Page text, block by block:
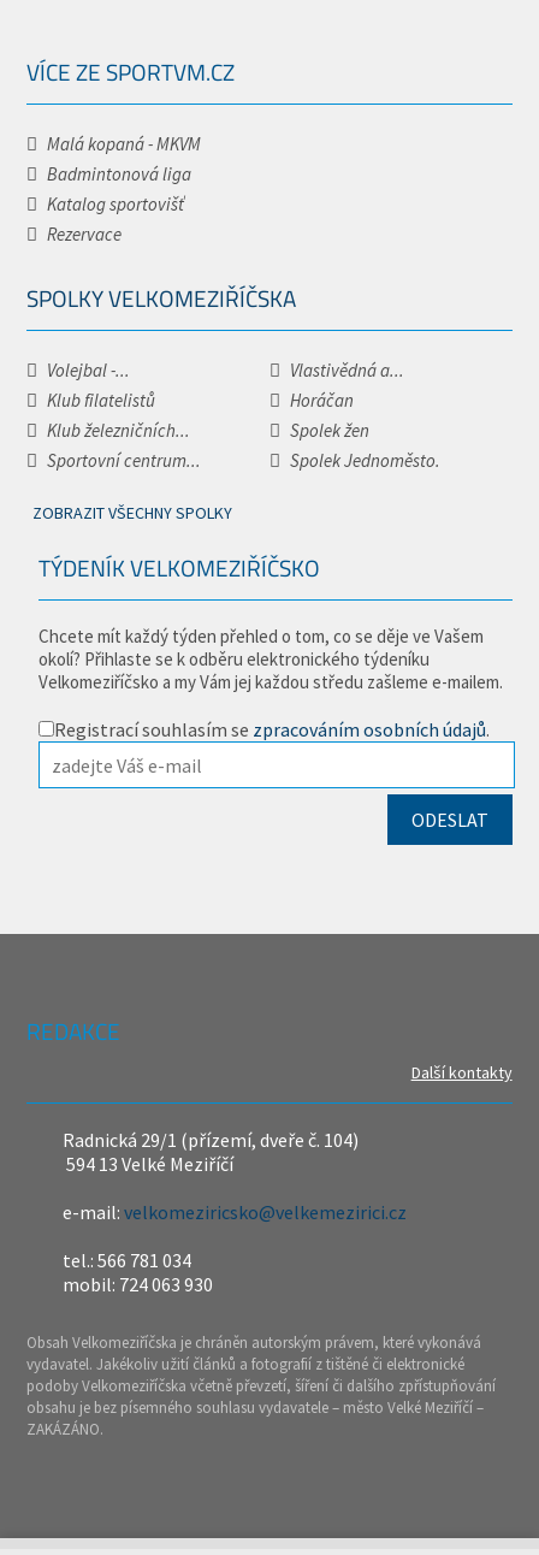
VÍCE ZE SPORTVM.CZ
Malá kopaná - MKVM
Badmintonová liga
Katalog sportovišť
Rezervace
SPOLKY VELKOMEZIŘÍČSKA
Volejbal -...
Vlastivědná a...
Klub filatelistů
Horáčan
Klub železničních...
Spolek žen
Sportovní centrum...
Spolek Jednoměsto.
ZOBRAZIT VŠECHNY SPOLKY
TÝDENÍK VELKOMEZIŘÍČSKO
Chcete mít každý týden přehled o tom, co se děje ve Vašem
okolí? Přihlaste se k odběru elektronického týdeníku
Velkomeziříčsko a my Vám jej každou středu zašleme e-mailem.
Registrací souhlasím se zpracováním osobních údajů.
REDAKCE
Další kontakty
Radnická 29/1 (přízemí, dveře č. 104)
594 13 Velké Meziříčí
e-mail:velkomeziricsko@velkemezirici.cz
tel.: 566 781 034
mobil: 724 063 930
Obsah Velkomeziříčska je chráněn autorským právem, které vykonává
vydavatel. Jakékoliv užití článků a fotografií z tištěné či elektronické
podoby Velkomeziříčska včetně převzetí, šíření či dalšího zpřístupňování
obsahu je bez písemného souhlasu vydavatele – město Velké Meziříčí –
ZAKÁZÁNO.